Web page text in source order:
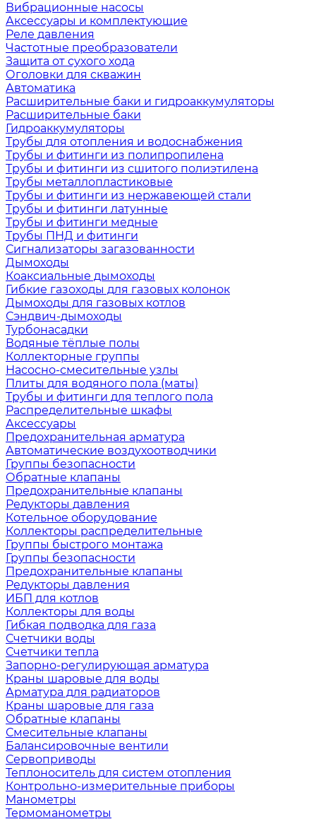
Вибрационные насосы
Аксессуары и комплектующие
Реле давления
Частотные преобразователи
Защита от сухого хода
Оголовки для скважин
Автоматика
Расширительные баки и гидроаккумуляторы
Расширительные баки
Гидроаккумуляторы
Трубы для отопления и водоснабжения
Трубы и фитинги из полипропилена
Трубы и фитинги из сшитого полиэтилена
Трубы металлопластиковые
Трубы и фитинги из нержавеющей стали
Трубы и фитинги латунные
Трубы и фитинги медные
Трубы ПНД и фитинги
Сигнализаторы загазованности
Дымоходы
Коаксиальные дымоходы
Гибкие газоходы для газовых колонок
Дымоходы для газовых котлов
Сэндвич-дымоходы
Турбонасадки
Водяные тёплые полы
Коллекторные группы
Насосно-смесительные узлы
Плиты для водяного пола (маты)
Трубы и фитинги для теплого пола
Распределительные шкафы
Аксессуары
Предохранительная арматура
Автоматические воздухоотводчики
Группы безопасности
Обратные клапаны
Предохранительные клапаны
Редукторы давления
Котельное оборудование
Коллекторы распределительные
Группы быстрого монтажа
Группы безопасности
Предохранительные клапаны
Редукторы давления
ИБП для котлов
Коллекторы для воды
Гибкая подводка для газа
Счетчики воды
Счетчики тепла
Запорно-регулирующая арматура
Краны шаровые для воды
Арматура для радиаторов
Краны шаровые для газа
Обратные клапаны
Смесительные клапаны
Балансировочные вентили
Сервоприводы
Теплоноситель для систем отопления
Контрольно-измерительные приборы
Манометры
Термоманометры